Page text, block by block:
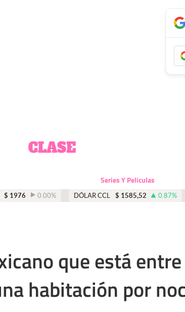
Series Y Peliculas
$ 1976 0.00% DÓLAR CCL $ 1585,52 0.87%
que está
habitación por